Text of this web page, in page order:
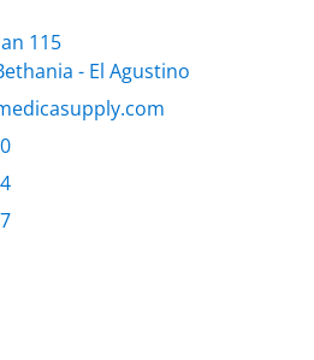
115
- El Agustino